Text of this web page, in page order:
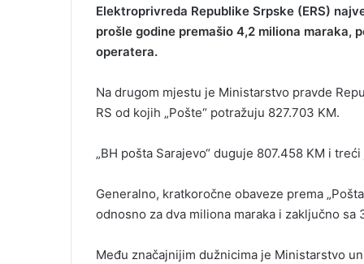
Elektroprivreda Republike Srpske (ERS)
prošle godine premašio 4,2 miliona
operatera.
Na drugom mjestu je Ministarstvo pravde
RS od kojih „Pošte“ potražuju 827.703 KM.
„BH pošta Sarajevo“ duguje 807.458 KM i
Generalno, kratkoročne obaveze prema
odnosno za dva miliona maraka i zaključno
Među značajnijim dužnicima je Ministarstvo